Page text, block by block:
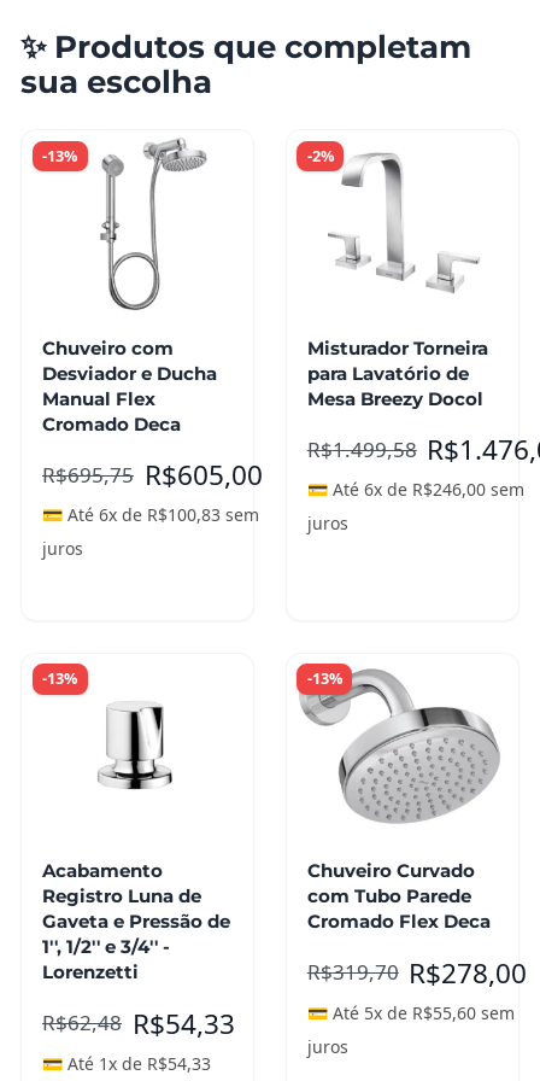
✨ Produtos que completam
sua escolha
-13%
Chuveiro com
Desviador e Ducha
Manual Flex
Cromado Deca
R$695,75 R$605,00
💳 Até 6x de R$100,83 sem
juros
-2%
Misturador Torneira
para Lavatório de
Mesa Breezy Docol
R$1.499,58 R$
💳 Até 6x de R$246,00sem
juros
-13%
Acabamento
Registro Luna de
Gaveta e Pressão de
1'', 1/2'' e 3/4'' -
Lorenzetti
R$62,48 R$54,33
💳 Até 1x de R$54,33
-13%
Chuveiro Curvado
com Tubo Parede
Cromado Flex Deca
R$319,70 R$278,00
💳 Até 5x de R$55,60sem
juros